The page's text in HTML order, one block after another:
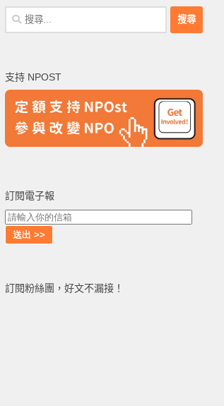
搜
尋
字:
支持 NPOST
訂閱電子報
訂閱粉絲團，好文不漏接！